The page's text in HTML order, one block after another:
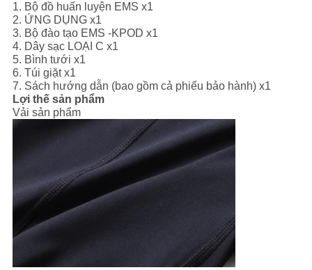
1. Bộ đồ huấn luyện EMS x1
2. ỨNG DỤNG x1
3. Bộ đào tạo EMS -KPOD x1
4. Dây sạc LOẠI C x1
5. Bình tưới x1
6. Túi giặt x1
7. Sách hướng dẫn (bao gồm cả phiếu bảo hành) x1
Lợi thế sản phẩm
Vải sản phẩm